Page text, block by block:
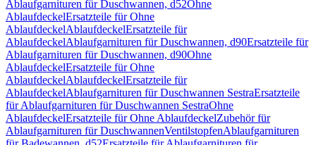
Ablaufgarnituren für Duschwannen, d52Ohne
AblaufdeckelErsatzteile für Ohne
AblaufdeckelAblaufdeckelErsatzteile für
AblaufdeckelAblaufgarnituren für Duschwannen, d90Ersatzteile für
Ablaufgarnituren für Duschwannen, d90Ohne
AblaufdeckelErsatzteile für Ohne
AblaufdeckelAblaufdeckelErsatzteile für
AblaufdeckelAblaufgarnituren für Duschwannen SestraErsatzteile
für Ablaufgarnituren für Duschwannen SestraOhne
AblaufdeckelErsatzteile für Ohne AblaufdeckelZubehör für
Ablaufgarnituren für DuschwannenVentilstopfenAblaufgarnituren